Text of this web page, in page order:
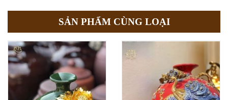
SẢN PHẨM CÙNG LOẠI